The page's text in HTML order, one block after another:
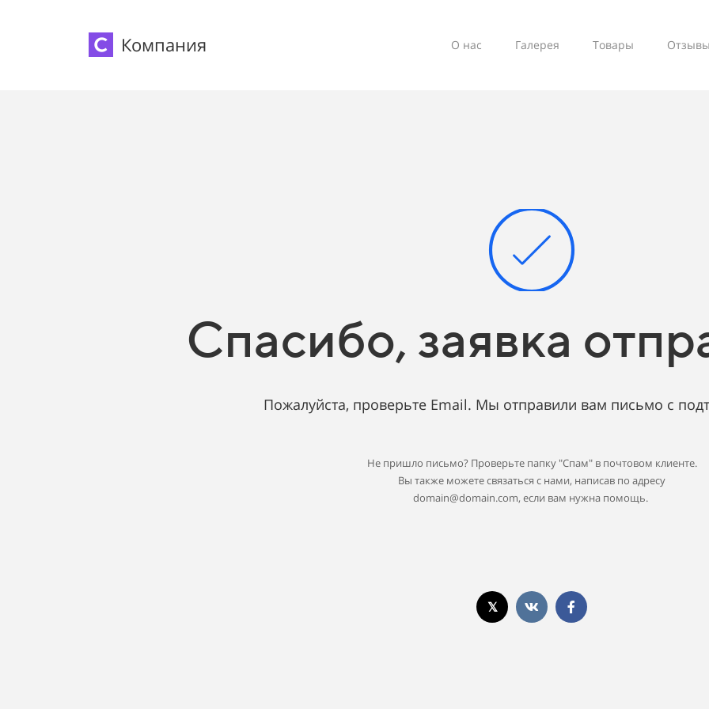
Компания О нас Галерея Товары Отзывы
Спасибо, заявка
Пожалуйста, проверьте Email. Мы отправили вам письмо с
Не пришло письмо? Проверьте папку "Спам" в почтовом клиенте.
Вы также можете связаться с нами, написав по адресу
domain@domain.com, если вам нужна помощь.